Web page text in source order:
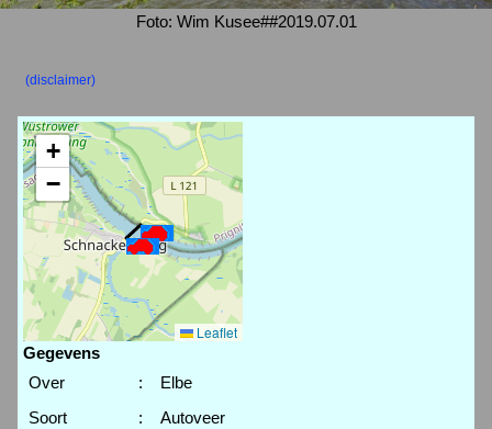
Foto: Wim Kusee##2019.07.01
(disclaimer)
+
−
Leaflet
Gegevens
Over
:
Elbe
Soort
:
Autoveer